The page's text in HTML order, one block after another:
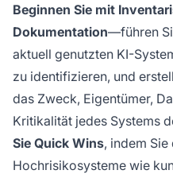
Beginnen Sie mit
Dokumentation—führen
aktuell genutzten KI-
zu identifizieren, und
das Zweck, Eigentümer,
Kritikalität jedes Systems
Sie Quick Wins, indem
Hochrisikosysteme wie